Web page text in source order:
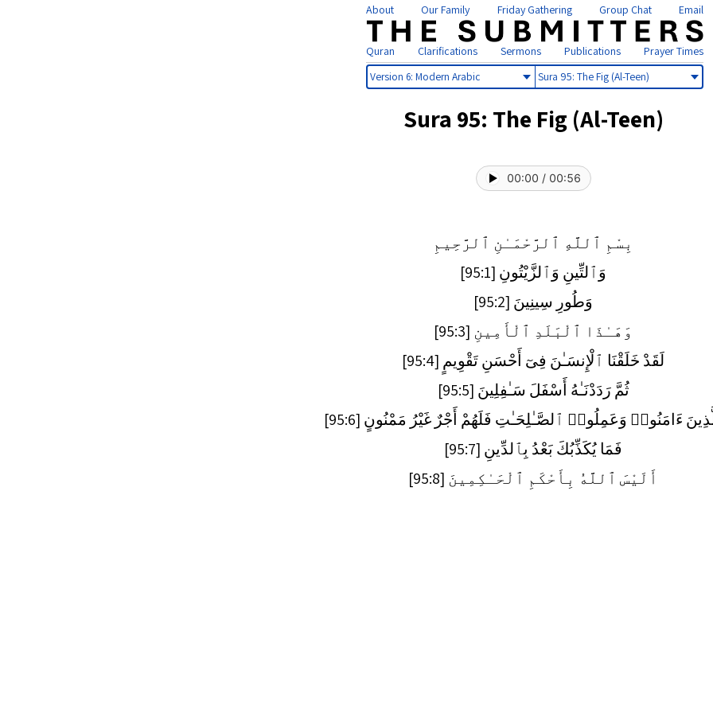
About Our Family Friday Gathering Group Chat Email
Quran Clarifications Sermons Publications Prayer Times
Select
Select
Sura 95: The Fig (Al-Teen)
00:00 / 00:56
بِسْمِ ٱللَّهِ ٱلرَّحْمَـٰنِ ٱلرَّحِيمِ
وَٱلتِّينِ وَٱلزَّيْتُونِ [95:1]
وَطُورِ سِينِينَ [95:2]
وَهَـٰذَا ٱلْبَلَدِ ٱلْأَمِينِ [95:3]
لَقَدْ خَلَقْنَا ٱلْإِنسَـٰنَ فِىٓ أَحْسَنِ تَقْوِيمٍ [95:4]
ثُمَّ رَدَدْنَـٰهُ أَسْفَلَ سَـٰفِلِينَ [95:5]
ءَامَنُوا۟ وَعَمِلُوا۟ ٱلصَّـٰلِحَـٰتِ فَلَهُمْ أَجْرٌ غَيْرُ مَمْنُونٍ [95:6]
فَمَا يُكَذِّبُكَ بَعْدُ بِٱلدِّينِ [95:7]
أَلَيْسَ ٱللَّهُ بِأَحْكَمِ ٱلْحَـٰكِمِينَ [95:8]